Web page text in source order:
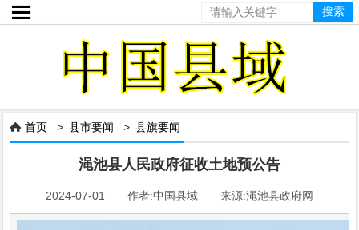

 首页 >县市要闻 >县旗要闻
渑池县人民政府征收土地预公告
2024-07-01 作者:中国县域 来源:渑池县政府网